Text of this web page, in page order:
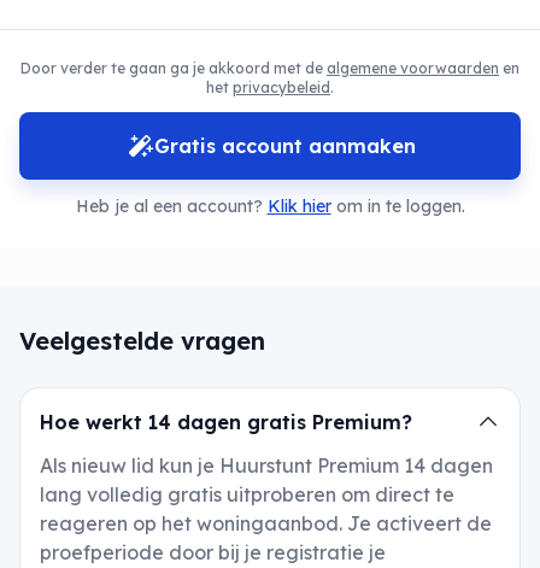
Door verder te gaan ga je akkoord met de algemene voorwaarden en
het privacybeleid .
Gratis account aanmaken
Heb je al een account? Klik hierom in te loggen.
Veelgestelde vragen
Hoe werkt 14 dagen gratis Premium?
Als nieuw lid kun je Huurstunt Premium 14 dagen
lang volledig gratis uitproberen om direct te
reageren op het woningaanbod. Je activeert de
proefperiode door bij je registratie je